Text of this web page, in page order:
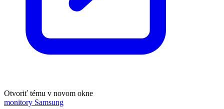
Otvoriť tému v novom okne
monitory Samsung